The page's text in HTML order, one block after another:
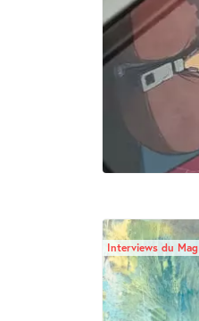
Interviews du Mag